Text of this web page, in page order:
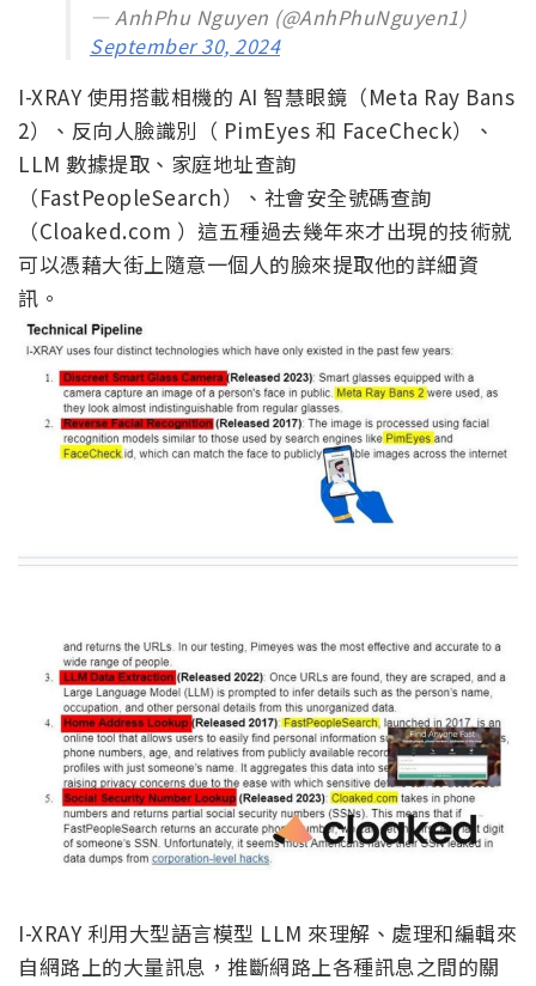
— AnhPhu Nguyen (@AnhPhuNguyen1)
September 30, 2024
I-XRAY 使用搭載相機的 AI 智慧眼鏡（Meta Ray Bans
2）、反向人臉識別（ PimEyes 和 FaceCheck）、
LLM 數據提取、家庭地址查詢
（FastPeopleSearch）、社會安全號碼查詢
（Cloaked.com ）這五種過去幾年來才出現的技術就
可以憑藉大街上隨意一個人的臉來提取他的詳細資
訊。
I-XRAY 利用大型語言模型 LLM 來理解、處理和編輯來
自網路上的大量訊息，推斷網路上各種訊息之間的關